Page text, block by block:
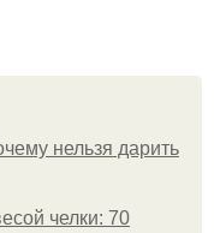
нельзя дарить
челки: 70